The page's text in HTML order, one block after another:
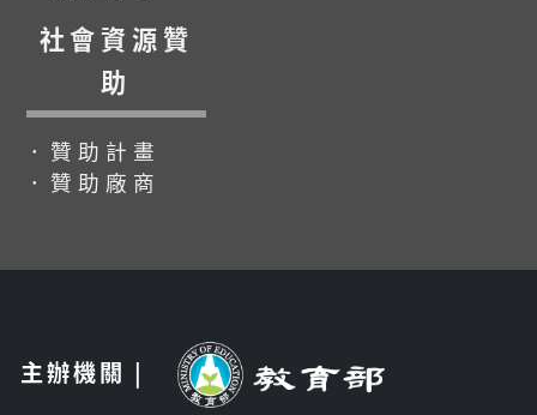
社會資源贊
助
．贊助計畫
．贊助廠商
主辦機關 |